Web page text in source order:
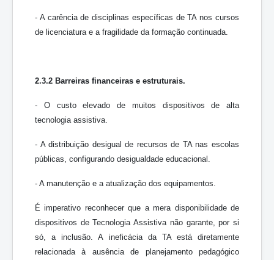
- A carência de disciplinas específicas de TA nos cursos
de licenciatura e a fragilidade da formação continuada.
2.3.2 Barreiras financeiras e estruturais.
- O custo elevado de muitos dispositivos de alta
tecnologia assistiva.
- A distribuição desigual de recursos de TA nas escolas
públicas, configurando desigualdade educacional.
- A manutenção e a atualização dos equipamentos.
É imperativo reconhecer que a mera disponibilidade de
dispositivos de Tecnologia Assistiva não garante, por si
só, a inclusão. A ineficácia da TA está diretamente
relacionada à ausência de planejamento pedagógico